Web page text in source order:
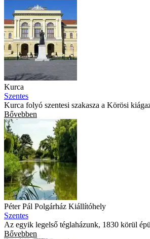
Kurca
Szentes
Kurca folyó szentesi szakasza a Körösi
Bővebben
Péter Pál Polgárház Kiállítóhely
Szentes
Az egyik legelső téglaházunk, 1830 körül
Bővebben